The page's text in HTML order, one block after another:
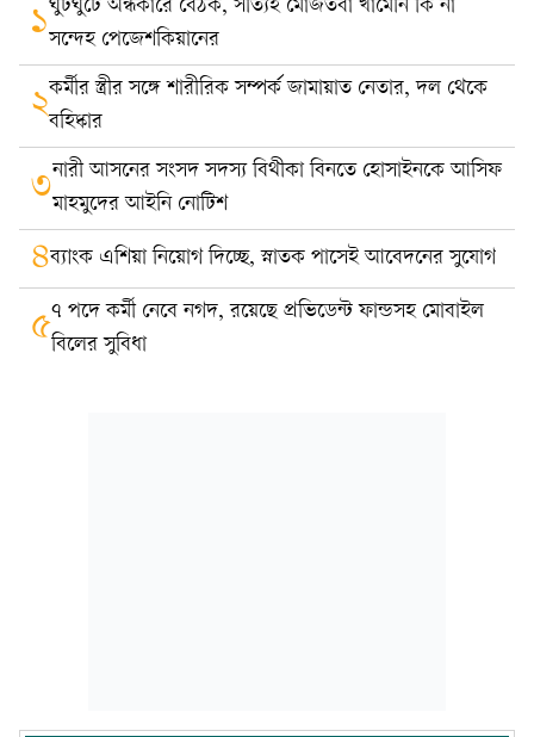
১ঘুটঘুটে অন্ধকারে বৈঠক, সত্যিই মোজতবা খামেনি কি না
সন্দেহ পেজেশকিয়ানের
২কর্মীর স্ত্রীর সঙ্গে শারীরিক সম্পর্ক জামায়াত নেতার, দল থেকে
বহিষ্কার
৩নারী আসনের সংসদ সদস্য বিথীকা বিনতে হোসাইনকে আসিফ
মাহমুদের আইনি নোটিশ
৪ব্যাংক এশিয়া নিয়োগ দিচ্ছে, স্নাতক পাসেই আবেদনের সুযোগ
৫৭ পদে কর্মী নেবে নগদ, রয়েছে প্রভিডেন্ট ফান্ডসহ মোবাইল
বিলের সুবিধা